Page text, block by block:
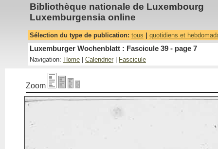
Bibliothèque nationale de Luxembourg
Luxemburgensia online
Sélection du type de publication: tous quotidiens et
Luxemburger Wochenblatt : Fascicule 39 - page 7
Navigation: Home Calendrier Fascicule
Zoom